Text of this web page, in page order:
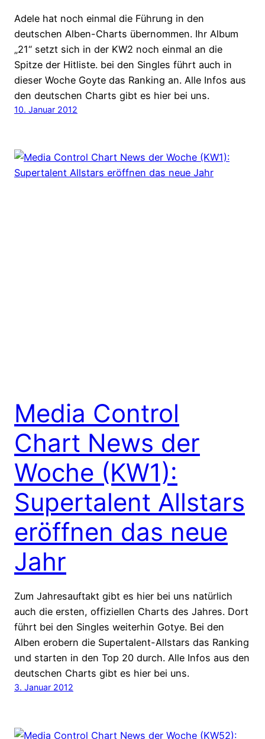
Adele hat noch einmal die Führung in den
deutschen Alben-Charts übernommen. Ihr Album
„21“ setzt sich in der KW2 noch einmal an die
Spitze der Hitliste. bei den Singles führt auch in
dieser Woche Goyte das Ranking an. Alle Infos aus
den deutschen Charts gibt es hier bei uns.
10. Januar 2012
Media Control
Chart News der
Woche (KW1):
Supertalent Allstars
eröffnen das neue
Jahr
Zum Jahresauftakt gibt es hier bei uns natürlich
auch die ersten, offiziellen Charts des Jahres. Dort
führt bei den Singles weiterhin Gotye. Bei den
Alben erobern die Supertalent-Allstars das Ranking
und starten in den Top 20 durch. Alle Infos aus den
deutschen Charts gibt es hier bei uns.
3. Januar 2012